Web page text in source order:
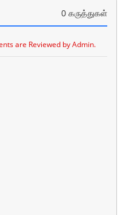
0 கருத்துகள்
are Reviewed by Admin.